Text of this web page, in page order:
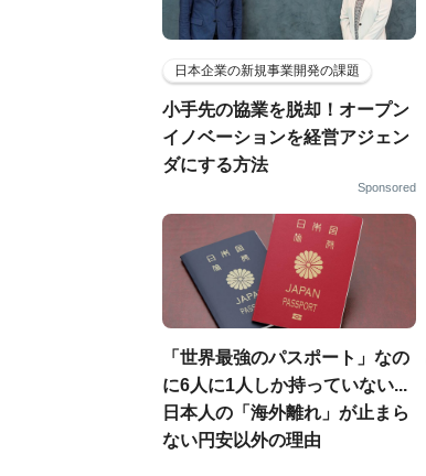
日本企業の新規事業開発の課題
小手先の協業を脱却！オープン
イノベーションを経営アジェン
ダにする方法
Sponsored
「世界最強のパスポート」なの
に6人に1人しか持っていない...
日本人の「海外離れ」が止まら
ない円安以外の理由